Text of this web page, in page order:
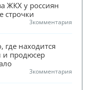
ЖКХ у россиян
строчки
3комментария
где находится
и продюсер
3комментария